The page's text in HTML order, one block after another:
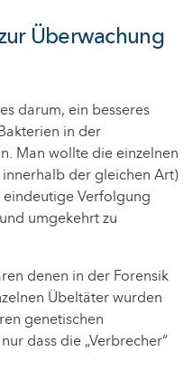
Überwachung
darum, ein besseres
in der
Man wollte die einzelnen
der gleichen Art)
Verfolgung
umgekehrt zu
denen in der Forensik
Übeltäter wurden
genetischen
dass die „Verbrecher“